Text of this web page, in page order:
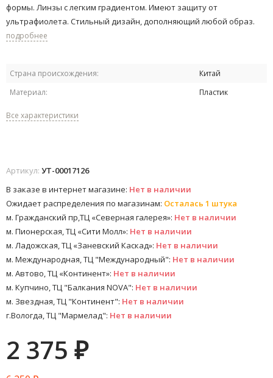
формы. Линзы с легким градиентом. Имеют защиту от
ультрафиолета. Стильный дизайн, дополняющий любой образ.
подробнее
Страна происхождения:
Китай
Материал:
Пластик
Все характеристики
Артикул: УТ-00017126
В заказе в интернет магазине: Нет в наличии
Ожидает распределения по магазинам: Осталась 1 штука
м. Гражданский пр,ТЦ «Северная галерея»: Нет в наличии
м. Пионерская, ТЦ «Сити Молл»: Нет в наличии
м. Ладожская, ТЦ «Заневский Каскад»: Нет в наличии
м. Международная, ТЦ "Международный": Нет в наличии
м. Автово, ТЦ «Континент»: Нет в наличии
м. Купчино, ТЦ "Балкания NOVA": Нет в наличии
м. Звездная, ТЦ "Континент": Нет в наличии
г.Вологда, ТЦ "Мармелад": Нет в наличии
2 375 ₽